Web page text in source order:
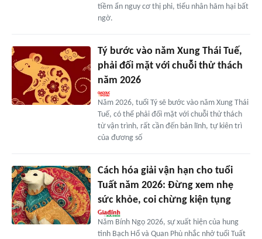
tiềm ẩn nguy cơ thị phi, tiểu nhân hãm hại bất
ngờ.
Tý bước vào năm Xung Thái Tuế,
phải đối mặt với chuỗi thử thách
năm 2026
Năm 2026, tuổi Tý sẽ bước vào năm Xung Thái
Tuế, có thể phải đối mặt với chuỗi thử thách
từ vận trình, rất cần đến bản lĩnh, tự kiên trì
của đương số
Cách hóa giải vận hạn cho tuổi
Tuất năm 2026: Đừng xem nhẹ
sức khỏe, coi chừng kiện tụng
Năm Bính Ngọ 2026, sự xuất hiện của hung
tinh Bạch Hổ và Quan Phù nhắc nhở tuổi Tuất